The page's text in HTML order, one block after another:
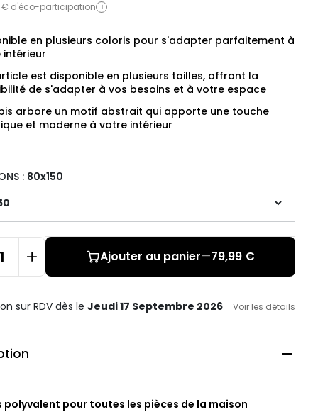
€ d'éco-participation i
en plusieurs coloris pour s'adapter parfaitement à
est disponible en plusieurs tailles, offrant la
de s'adapter à vos besoins et à votre espace
arbore un motif abstrait qui apporte une touche
et moderne à votre intérieur
: 80x150
Ajouter au panier—79,99 €
sur RDVdès leJeudi 17 Septembre 2026 Voir les détails

polyvalent pour toutes les pièces de la maison